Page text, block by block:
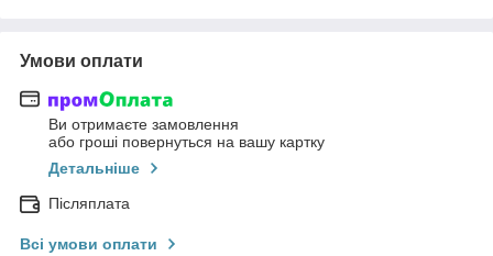
Умови оплати
Ви отримаєте замовлення
або гроші повернуться на вашу картку
Детальніше
Післяплата
Всі умови оплати